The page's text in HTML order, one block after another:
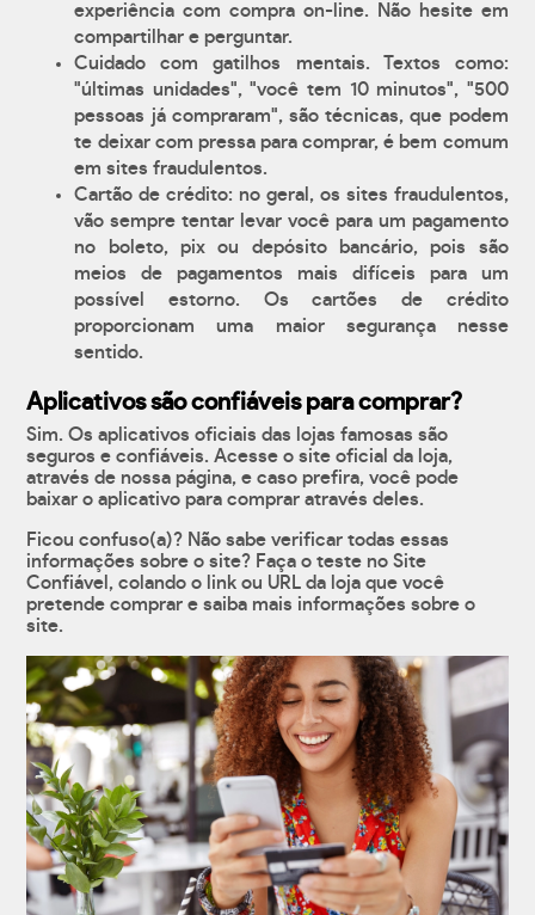
experiência com compra on-line. Não hesite em
compartilhar e perguntar.
Cuidado com gatilhos mentais. Textos como:
"últimas unidades", "você tem 10 minutos", "500
pessoas já compraram", são técnicas, que podem
te deixar com pressa para comprar, é bem comum
em sites fraudulentos.
Cartão de crédito: no geral, os sites fraudulentos,
vão sempre tentar levar você para um pagamento
no boleto, pix ou depósito bancário, pois são
meios de pagamentos mais difíceis para um
possível estorno. Os cartões de crédito
proporcionam uma maior segurança nesse
sentido.
Aplicativos são confiáveis para comprar?
Sim. Os aplicativos oficiais das lojas famosas são
seguros e confiáveis. Acesse o site oficial da loja,
através de nossa página, e caso prefira, você pode
baixar o aplicativo para comprar através deles.
Ficou confuso(a)? Não sabe verificar todas essas
informações sobre o site? Faça o teste no Site
Confiável, colando o link ou URL da loja que você
pretende comprar e saiba mais informações sobre o
site.